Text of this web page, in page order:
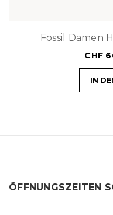
Fossil Damen
CHF
IN
ÖFFNUNGSZEITEN